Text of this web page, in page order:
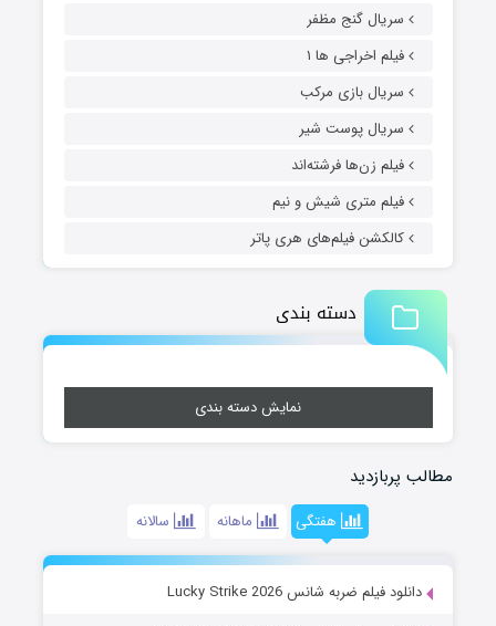
سریال گنج مظفر
فیلم اخراجی ها ۱
سریال بازی مرکب
سریال پوست شیر
فیلم زن‌ها فرشته‌اند
فیلم متری شیش و نیم
کالکشن فیلم‌های هری پاتر
دسته بندی
نمایش دسته بندی
مطالب پربازدید
هفتگی ماهانه سالانه
دانلود فیلم ضربه شانس Lucky Strike 2026